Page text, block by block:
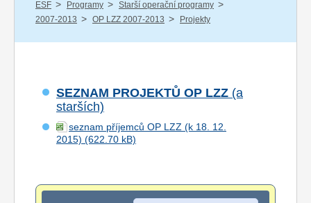
ESF / Programy / Starší operační programy /
2007-2013 / OP LZZ 2007-2013 / Projekty
SEZNAM PROJEKTŮ OP LZZ (a
starších)
seznam příjemců OP LZZ (k 18. 12.
2015)